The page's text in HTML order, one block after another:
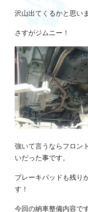
沢山出てくるかと思い
さすがジムニー！
強いて言うならフロン
いだった事です。
ブレーキパッドも残り
す！
今回の納車整備内容で